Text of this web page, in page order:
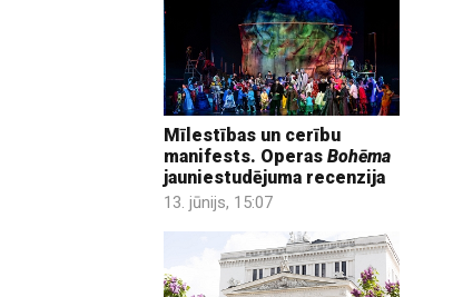
Mīlestības un cerību
manifests. Operas Bohēma
jauniestudējuma recenzija
13. jūnijs, 15:07